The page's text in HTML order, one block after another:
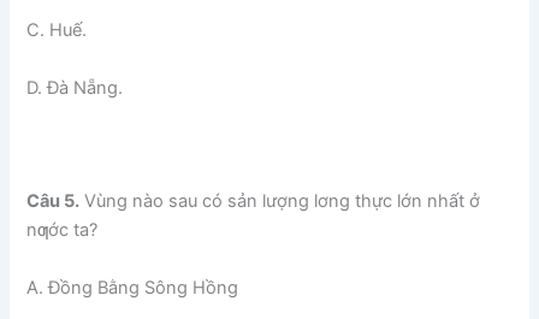
C. Huế.
D. Đà Nẵng.
Câu 5. Vùng nào sau có sản lượng lơng thực lớn nhất ở
nƣớc ta?
A. Đồng Bằng Sông Hồng